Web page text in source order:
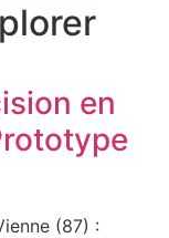
en
(87) :